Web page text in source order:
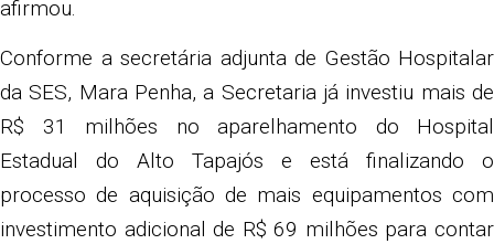
afirmou.
Conforme a secretária adjunta de Gestão Hospitalar
da SES, Mara Penha, a Secretaria já investiu mais de
R$ 31 milhões no aparelhamento do Hospital
Estadual do Alto Tapajós e está finalizando o
processo de aquisição de mais equipamentos com
investimento adicional de R$ 69 milhões para contar